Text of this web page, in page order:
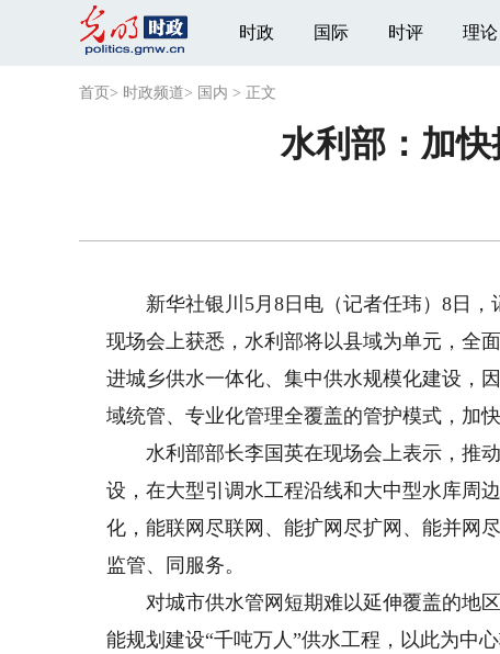
时政 国际 时评 理论
首页 > 时政频道> 国内 > 正文
水利部：加
新华社银川5月8日电（记者任玮）8日，
现场会上获悉，水利部将以县域为单元，全
进城乡供水一体化、集中供水规模化建设，
域统管、专业化管理全覆盖的管护模式，加
水利部部长李国英在现场会上表示，推动
设，在大型引调水工程沿线和大中型水库周
化，能联网尽联网、能扩网尽扩网、能并网
监管、同服务。
对城市供水管网短期难以延伸覆盖的地区
能规划建设“千吨万人”供水工程，以此为中